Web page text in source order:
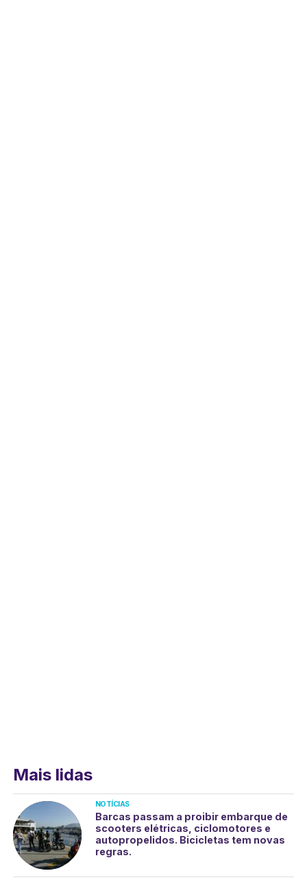
Mais lidas
NOTÍCIAS
Barcas passam a proibir embarque de
scooters elétricas, ciclomotores e
autopropelidos. Bicicletas tem novas
regras.